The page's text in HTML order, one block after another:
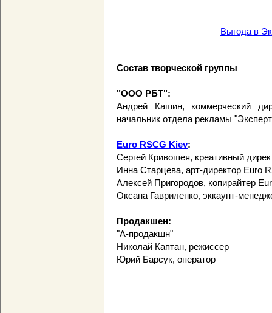
Выгода в
Состав творческой группы
"ООО РБТ":
Андрей Кашин, коммерческий
начальник отдела рекламы
Euro RSCG Kiev:
Сергей Кривошея, креативный
Инна Старцева, арт-директор Euro
Алексей Пригородов, копирайтер
Оксана Гавриленко, эккаунт-
Продакшен:
"А-продакшн"
Николай Каптан, режиссер
Юрий Барсук, оператор